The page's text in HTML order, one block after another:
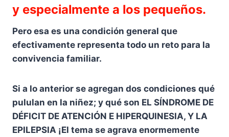
y especialmente a los pequeños.
Pero esa es una condición general que
efectivamente representa todo un reto para la
convivencia familiar.
Si a lo anterior se agregan dos condiciones qué
pululan en la niñez; y qué son EL SÍNDROME DE
DÉFICIT DE ATENCIÓN E HIPERQUINESIA, Y LA
EPILEPSIA ¡El tema se agrava enormemente